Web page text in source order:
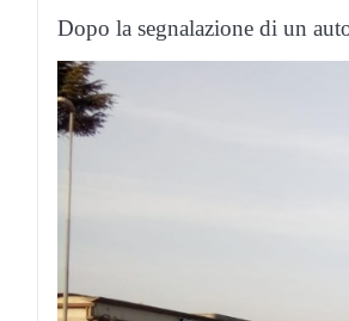
Dopo la segnalazione di un